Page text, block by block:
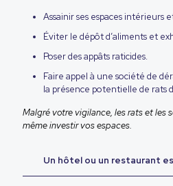
Assainir ses espaces intérieurs
Éviter le dépôt d’aliments et
Poser des appâts raticides.
Faire appel à une société de
la présence potentielle de rats
Malgré votre vigilance, les rats et les
même investir vos espaces.
Un hôtel ou un restaurant